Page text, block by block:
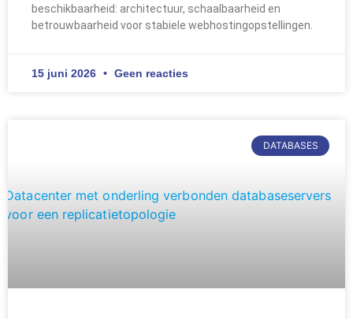
beschikbaarheid: architectuur, schaalbaarheid en
betrouwbaarheid voor stabiele webhostingopstellingen.
15 juni 2026 Geen reacties
DATABASES